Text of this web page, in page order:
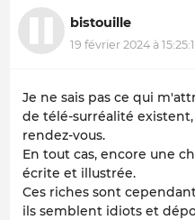
bistouille
19 février 2024 à
Je ne sais pas ce qui
de télé-surréalité
rendez-vous.
En tout cas, encore une
écrite et illustrée.
Ces riches sont
ils semblent idiots et